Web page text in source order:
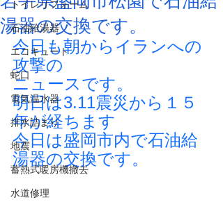
トイレリフォーム
石油給湯器
エコキュート
蛇口
電気温水器
排水詰まり
地震
蓄熱式暖房機撤去
水道修理
湯器の交換です。
今日も朝からイランへの
攻撃の
ニュースです。
明日は3.11震災から１５
年が経ちます
今日は盛岡市内で石油給
湯器の交換です。